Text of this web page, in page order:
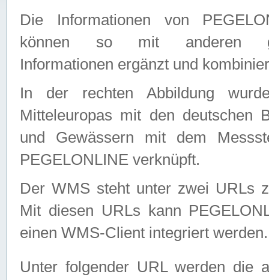
Die Informationen von
können so mit anderen
Informationen ergänzt und
In der rechten Abbildung
Mitteleuropas mit den deutschen
und Gewässern mit dem
PEGELONLINE verknüpft.
Der WMS steht unter zwei URLs
Mit diesen URLs kann
einen WMS-Client integriert werden.
Unter folgender URL werden die